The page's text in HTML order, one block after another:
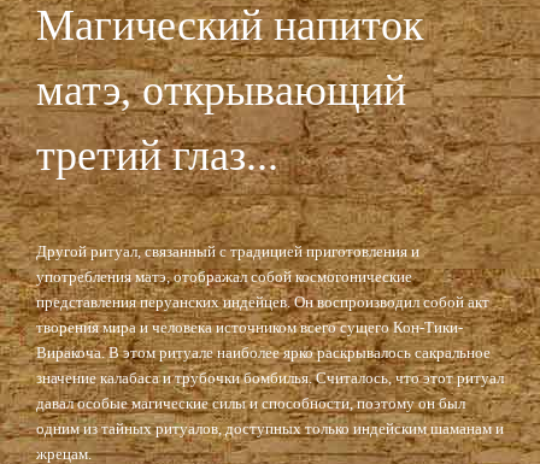
Магический напиток
матэ, открывающий
третий глаз...
Другой ритуал, связанный с традицией приготовления и
употребления матэ, отображал собой космогонические
представления перуанских индейцев. Он воспроизводил собой акт
творения мира и человека источником всего сущего Кон-Тики-
Виракоча. В этом ритуале наиболее ярко раскрывалось сакральное
значение калабаса и трубочки бомбилья. Считалось, что этот ритуал
давал особые магические силы и способности, поэтому он был
одним из тайных ритуалов, доступных только индейским шаманам и
жрецам.